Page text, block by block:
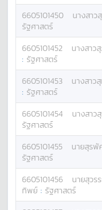
6605101450 นางสาว
รัฐศาสตร์
6605101452 นางสาว
: รัฐศาสตร์
6605101453 นางสาว
: รัฐศาสตร์
6605101454 นางสาว
รัฐศาสตร์
6605101455 นายสุรพั
รัฐศาสตร์
6605101456 นายสุวร
ทิพย์ : รัฐศาสตร์